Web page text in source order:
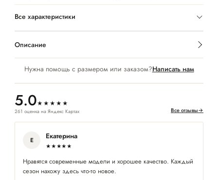
Нужна помощь с размером или заказом?Написать нам
5.0★★★★★
261 оценка на Яндекс Картах Все отзывы→
Е Екатерина
★★★★★
Нравятся современные модели и хорошее качество. Каждый
сезон нахожу здесь что-то новое.
Все характеристики
Описание